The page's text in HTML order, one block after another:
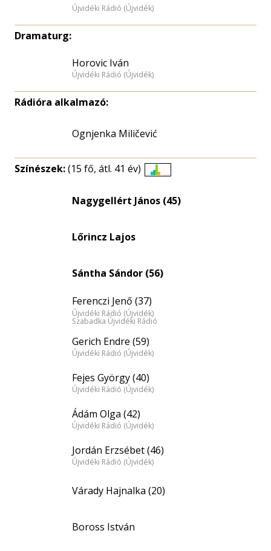
Újvidéki Rádió (Újvidék)
Dramaturg:
Horovic Iván
Újvidéki Rádió (Újvidék)
Rádióra alkalmazó:
Ognjenka Miličević
Színészek:(15 fő, átl. 41 év)
eloszlás
Nagygellért János (45)
Lőrincz Lajos
Sántha Sándor (56)
Ferenczi Jenő (37)
Újvidéki Rádió (Újvidék)
Szabadka Újvidéki Rádió
Gerich Endre (59)
Újvidéki Rádió (Újvidék)
Fejes György (40)
Újvidéki Rádió (Újvidék)
Ádám Olga (42)
Újvidéki Rádió (Újvidék)
Jordán Erzsébet (46)
Újvidéki Rádió (Újvidék)
Várady Hajnalka (20)
Boross István